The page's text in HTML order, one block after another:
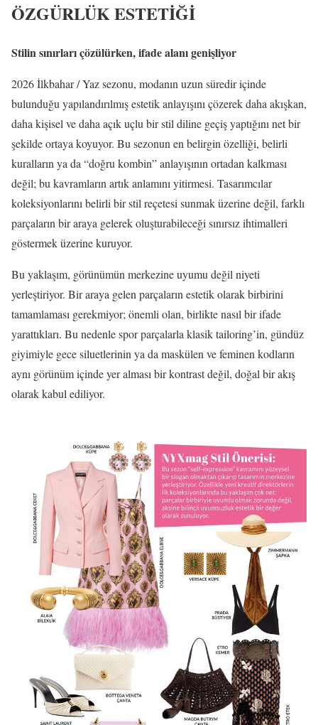
ÖZGÜRLÜK ESTETİĞİ
Stilin sınırları çözülürken, ifade alanı genişliyor
2026 İlkbahar / Yaz sezonu, modanın uzun süredir içinde
bulunduğu yapılandırılmış estetik anlayışını çözerek daha akışkan,
daha kişisel ve daha açık uçlu bir stil diline geçiş yaptığını net bir
şekilde ortaya koyuyor. Bu sezonun en belirgin özelliği, belirli
kuralların ya da “doğru kombin” anlayışının ortadan kalkması
değil; bu kavramların artık anlamını yitirmesi. Tasarımcılar
koleksiyonlarını belirli bir stil reçetesi sunmak üzerine değil, farklı
parçaların bir araya gelerek oluşturabileceği sınırsız ihtimalleri
göstermek üzerine kuruyor.
Bu yaklaşım, görünümün merkezine uyumu değil niyeti
yerleştiriyor. Bir araya gelen parçaların estetik olarak birbirini
tamamlaması gerekmiyor; önemli olan, birlikte nasıl bir ifade
yarattıkları. Bu nedenle spor parçalarla klasik tailoring’in, gündüz
giyimiyle gece siluetlerinin ya da maskülen ve feminen kodların
aynı görünüm içinde yer alması bir kontrast değil, doğal bir akış
olarak kabul ediliyor.